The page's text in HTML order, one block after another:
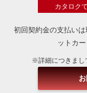
カタロク
初回契約金の支払いは
ットカ
※詳細につきまし